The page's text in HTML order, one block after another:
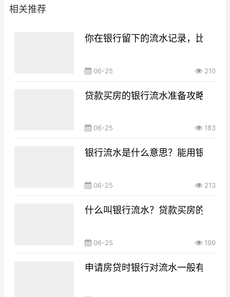
相关推荐
你在银行留下的流水记录，比你想
06-25 210
贷款买房的银行流水准备攻略，你
06-25 183
银行流水是什么意思？能用银行流
06-25 213
什么叫银行流水？贷款买房的银行
06-25 199
申请房贷时银行对流水一般有什么